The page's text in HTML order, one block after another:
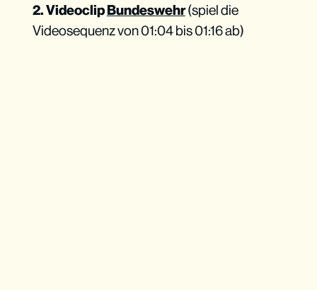
2. VideoclipBundeswehr(spiel die
Videosequenz von 01:04 bis 01:16 ab)